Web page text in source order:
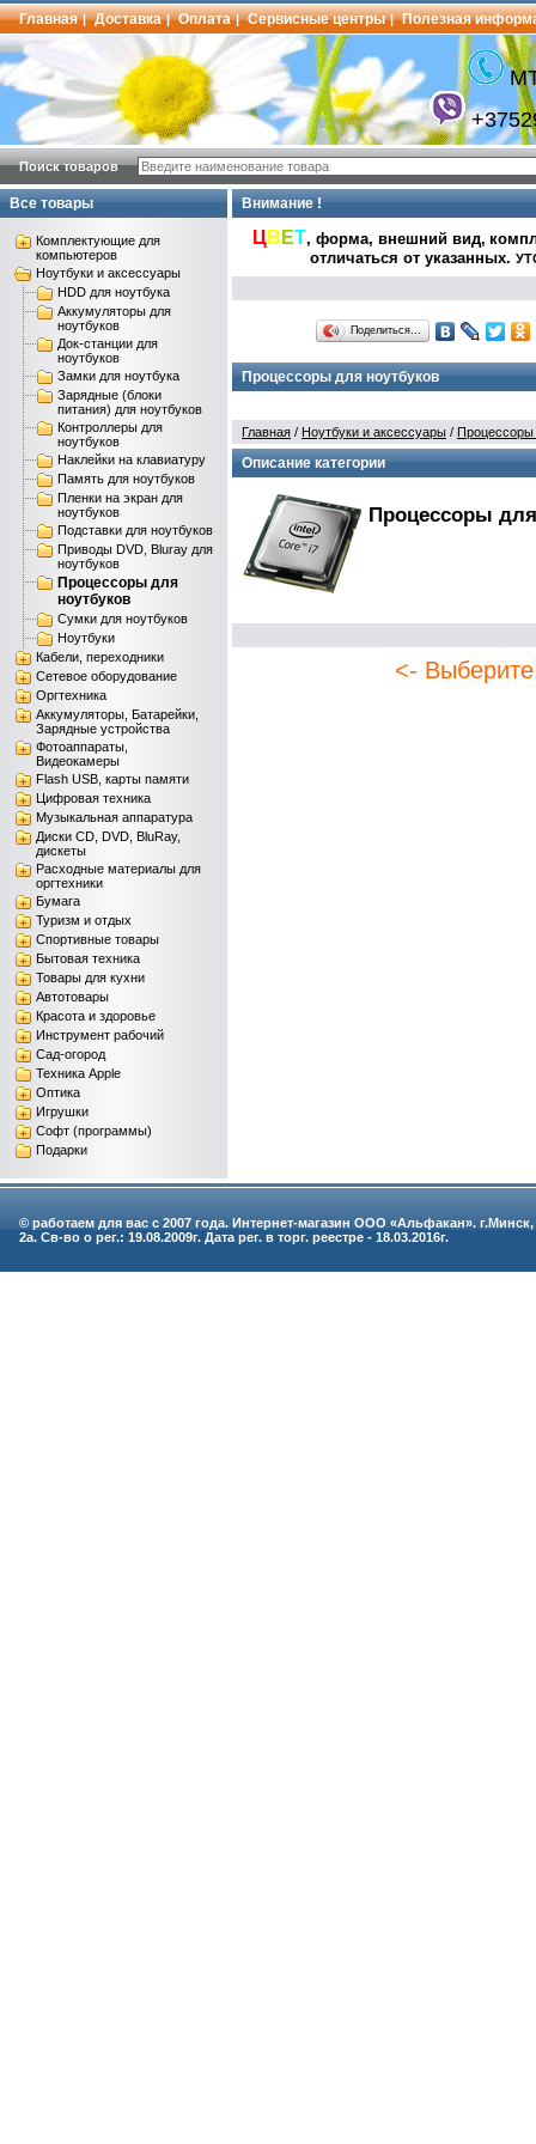
Главная | Доставка | Оплата | Сервисные центры | Полезная
Поиск товаров
Все товары
Комплектующие для
компьютеров
Ноутбуки и аксессуары
HDD для ноутбука
Аккумуляторы для
ноутбуков
Док-станции для
ноутбуков
Замки для ноутбука
Зарядные (блоки
питания) для ноутбуков
Контроллеры для
ноутбуков
Наклейки на клавиатуру
Память для ноутбуков
Пленки на экран для
ноутбуков
Подставки для ноутбуков
Приводы DVD, Bluray для
ноутбуков
Процессоры для
ноутбуков
Сумки для ноутбуков
Ноутбуки
Кабели, переходники
Сетевое оборудование
Оргтехника
Аккумуляторы, Батарейки,
Зарядные устройства
Фотоаппараты,
Видеокамеры
Flash USB, карты памяти
Цифровая техника
Музыкальная аппаратура
Диски CD, DVD, BluRay,
дискеты
Расходные материалы для
оргтехники
Бумага
Туризм и отдых
Спортивные товары
Бытовая техника
Товары для кухни
Автотовары
Красота и здоровье
Инструмент рабочий
Сад-огород
Техника Apple
Оптика
Игрушки
Софт (программы)
Подарки
Внимание !
ЦВ ЕТ, форма, внешний вид,
отличаться от указанных.
Поделиться…
Процессоры для ноутбуков
Главная / Ноутбуки и аксессуары / Процессоры
Описание категории
Процессоры
<- Выберите
© работаем для вас с 2007 года. Интернет-магазин ООО «Альфакан».
2а. Св-во о рег.: 19.08.2009г. Дата рег. в торг. реестре - 18.03.2016г.